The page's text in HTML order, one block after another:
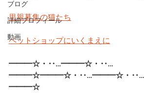
ブログ
詳細プロフィール
動画
里親募集の猫たち
ペットショップにいくまえに
━━━☆・‥…━━━☆・‥…
━━━☆━━━☆・‥…━━━☆・‥…
━━━☆